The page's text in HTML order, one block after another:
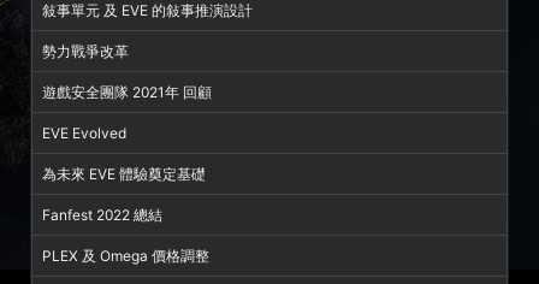
敍事單元 及 EVE 的敍事推演設計
勢力戰爭改革
遊戲安全團隊 2021年 回顧
EVE Evolved
為未來 EVE 體驗奠定基礎
Fanfest 2022 總結
PLEX 及 Omega 價格調整